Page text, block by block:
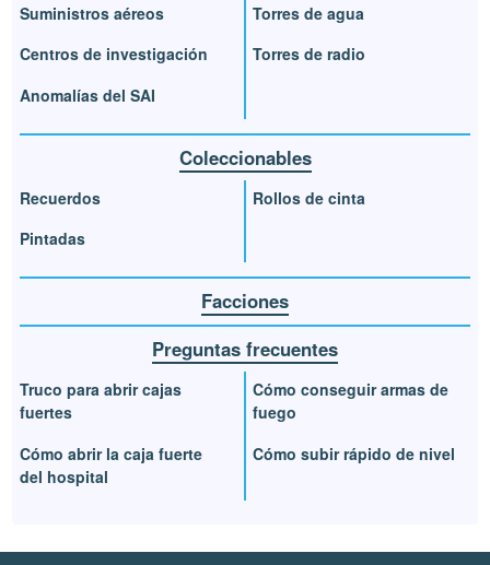
Suministros aéreos
Centros de investigación
Anomalías del SAI
Torres de agua
Torres de radio
Coleccionables
Recuerdos
Pintadas
Rollos de cinta
Facciones
Preguntas frecuentes
Truco para abrir cajas
fuertes
Cómo abrir la caja fuerte
del hospital
Cómo conseguir armas de
fuego
Cómo subir rápido de nivel